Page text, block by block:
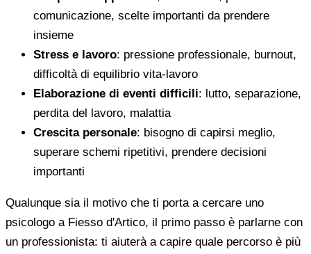
comunicazione, scelte importanti da prendere
insieme
Stress e lavoro: pressione professionale, burnout,
difficoltà di equilibrio vita-lavoro
Elaborazione di eventi difficili: lutto, separazione,
perdita del lavoro, malattia
Crescita personale: bisogno di capirsi meglio,
superare schemi ripetitivi, prendere decisioni
importanti
Qualunque sia il motivo che ti porta a cercare uno
psicologo a Fiesso d'Artico, il primo passo è parlarne con
un professionista: ti aiuterà a capire quale percorso è più